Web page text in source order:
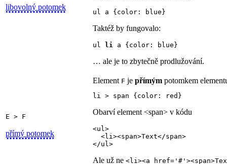
libovolný potomek
ul a {color: blue}
Taktéž by fungovalo:
ul li a {color: blue}
… ale je to zbytečně prodlužování.
E > F
přímý potomek
Element F je přímým potomkem
li > span {color: red}
Obarví element <span> v kódu
<ul>
  <li><span>Text</span>
</ul>
Ale už ne <li><a